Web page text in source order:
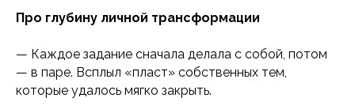
Про глубину личной трансформации
— Каждое задание сначала делала с собой, потом
— в паре. Всплыл «пласт» собственных тем,
которые удалось мягко закрыть.
пр-кт Ленинградский, д. 68, стр. 24,
эт/пом/ком 2/IV/20
+7(499) 229-58-68,